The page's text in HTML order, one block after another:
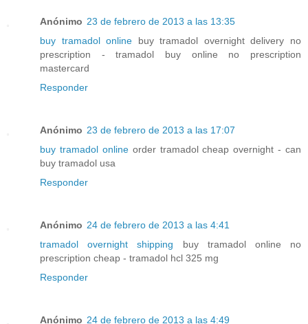
Anónimo 23 de febrero de 2013 a las 13:35
buy tramadol online buy tramadol overnight delivery no
prescription - tramadol buy online no prescription
mastercard
Responder
Anónimo 23 de febrero de 2013 a las 17:07
buy tramadol onlineorder tramadol cheap overnight - can
buy tramadol usa
Responder
Anónimo 24 de febrero de 2013 a las 4:41
tramadol overnight shipping buy tramadol online no
prescription cheap - tramadol hcl 325 mg
Responder
Anónimo 24 de febrero de 2013 a las 4:49